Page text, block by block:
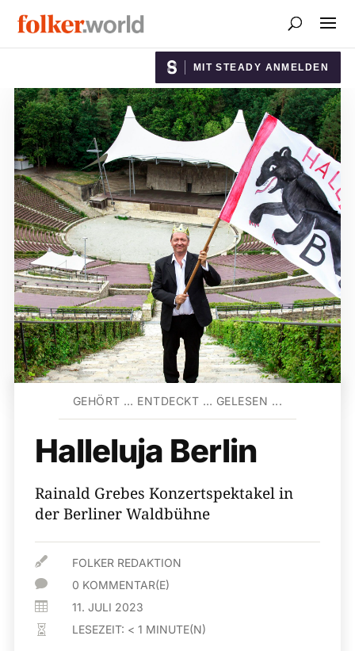
MIT STEADY ANMELDEN
GEHÖRT … ENTDECKT … GELESEN ...
Halleluja Berlin
Rainald Grebes Konzertspektakel in
der Berliner Waldbühne
 FOLKER REDAKTION
 0 KOMMENTAR(E)
 11. JULI 2023
 LESEZEIT: < 1 MINUTE(N)